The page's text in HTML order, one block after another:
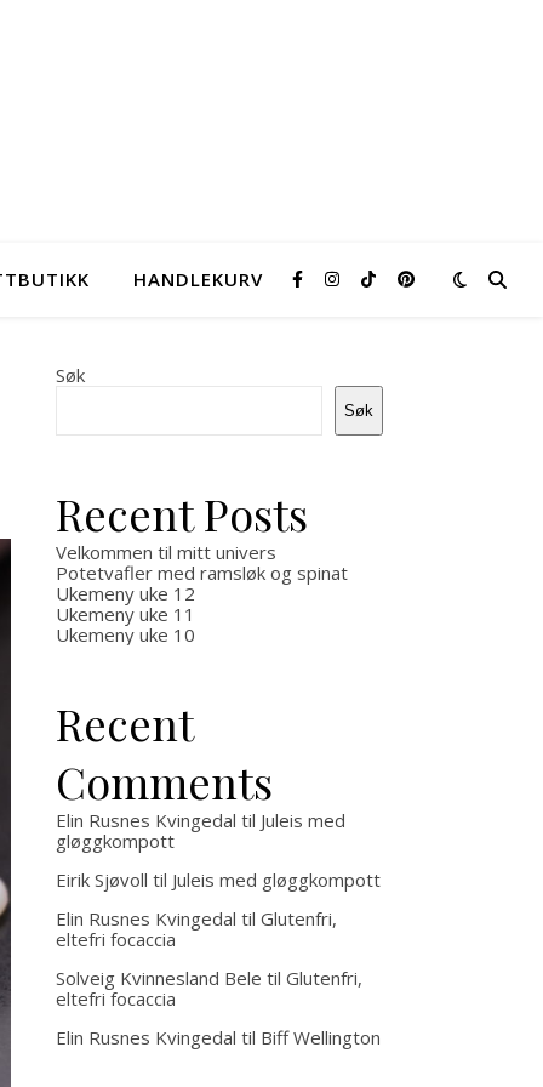
HANDLEKURV
Søk
Søk
Recent Posts
Velkommen til mitt univers
Potetvafler med ramsløk og spinat
Ukemeny uke 12
Ukemeny uke 11
Ukemeny uke 10
Recent
Comments
Elin Rusnes Kvingedal til Juleis med
gløggkompott
Eirik Sjøvoll til Juleis med gløggkompott
Elin Rusnes Kvingedal til Glutenfri,
eltefri focaccia
Solveig Kvinnesland Bele til Glutenfri,
eltefri focaccia
Elin Rusnes Kvingedal til Biff Wellington